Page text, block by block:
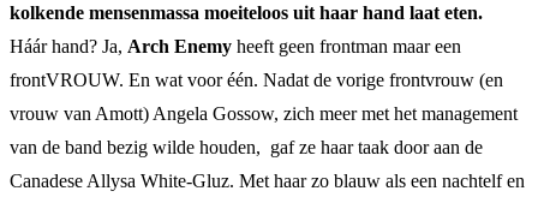
kolkende mensenmassa moeiteloos uit haar hand laat eten.
Háár hand? Ja, Arch Enemy heeft geen frontman maar een
frontVROUW. En wat voor één. Nadat de vorige frontvrouw (en
vrouw van Amott) Angela Gossow, zich meer met het management
van de band bezig wilde houden, gaf ze haar taak door aan de
Canadese Allysa White-Gluz. Met haar zo blauw als een nachtelf en